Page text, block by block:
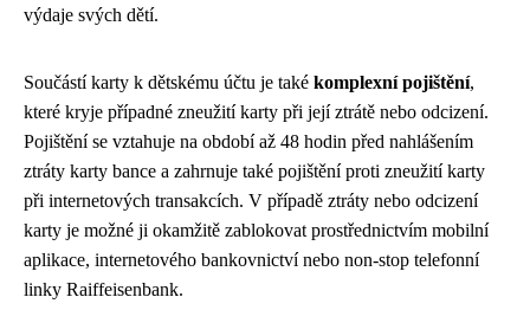
výdaje svých dětí.
Součástí karty k dětskému účtu je také komplexní pojištění,
které kryje případné zneužití karty při její ztrátě nebo odcizení.
Pojištění se vztahuje na období až 48 hodin před nahlášením
ztráty karty bance a zahrnuje také pojištění proti zneužití karty
při internetových transakcích. V případě ztráty nebo odcizení
karty je možné ji okamžitě zablokovat prostřednictvím mobilní
aplikace, internetového bankovnictví nebo non-stop telefonní
linky Raiffeisenbank.